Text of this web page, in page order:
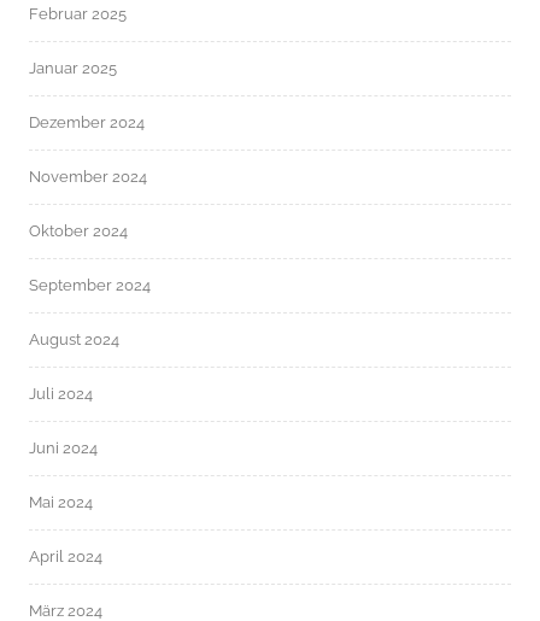
Februar 2025
Januar 2025
Dezember 2024
November 2024
Oktober 2024
September 2024
August 2024
Juli 2024
Juni 2024
Mai 2024
April 2024
März 2024